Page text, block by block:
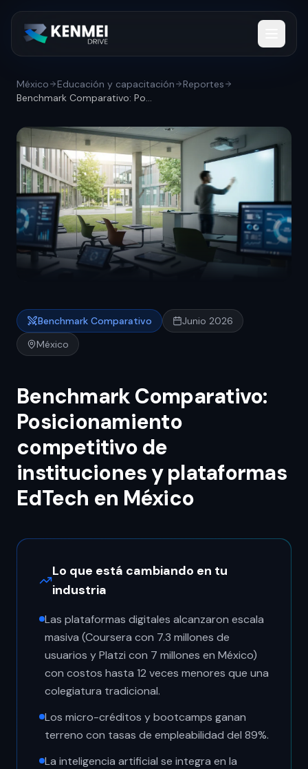
México Educación y capacitación
Reportes
Benchmark Comparativo: Posicionamiento c...
Benchmark Comparativo
Junio 2026
México
Benchmark Comparativo:
Posicionamiento
competitivo de
instituciones y plataformas
EdTech en México
Lo que está cambiando en tu
industria
Las plataformas digitales alcanzaron escala
masiva (Coursera con 7.3 millones de
usuarios y Platzi con 7 millones en México)
con costos hasta 12 veces menores que una
colegiatura tradicional.
Los micro-créditos y bootcamps ganan
terreno con tasas de empleabilidad del 89%.
La inteligencia artificial se integra en la